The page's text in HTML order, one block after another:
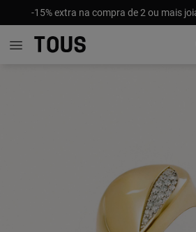
-15% extra na compra de 2 ou mais